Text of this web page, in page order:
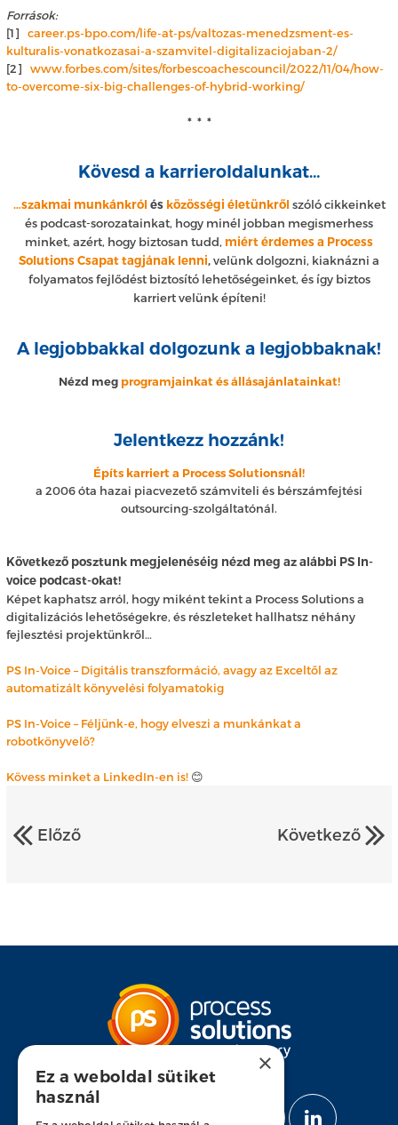
Források:
[1] career.ps-bpo.com/life-at-ps/valtozas-menedzsment-es-
kulturalis-vonatkozasai-a-szamvitel-digitalizaciojaban-2/
[2] www.forbes.com/sites/forbescoachescouncil/2022/11/04/how-
to-overcome-six-big-challenges-of-hybrid-working/
* * *
Kövesd a karrieroldalunkat…
…szakmai munkánkról és közösségi életünkről szóló cikkeinket
és podcast-sorozatainkat, hogy minél jobban megismerhess
minket, azért, hogy biztosan tudd, miért érdemes a Process
Solutions Csapat tagjának lenni,velünk dolgozni, kiaknázni a
folyamatos fejlődést biztosító lehetőségeinket, és így biztos
karriert velünk építeni!
A legjobbakkal dolgozunk a legjobbaknak!
Nézd meg programjainkat és állásajánlatainkat!
Jelentkezz hozzánk!
Építs karriert a Process Solutionsnál!
a 2006 óta hazai piacvezető számviteli és bérszámfejtési
outsourcing-szolgáltatónál.
Következő posztunk megjelenéséig nézd meg az alábbi PS In-
voice podcast-okat!
Képet kaphatsz arról, hogy miként tekint a Process Solutions a
digitalizációs lehetőségekre, és részleteket hallhatsz néhány
fejlesztési projektünkről…
PS In-Voice – Digitális transzformáció, avagy az Exceltől az
automatizált könyvelési folyamatokig
PS In-Voice – Féljünk-e, hogy elveszi a munkánkat a
robotkönyvelő?
Kövess minket a LinkedIn-en is! 😊
Előző Következő
KÖVESS MINKET
×
Ez a weboldal sütiket
használ